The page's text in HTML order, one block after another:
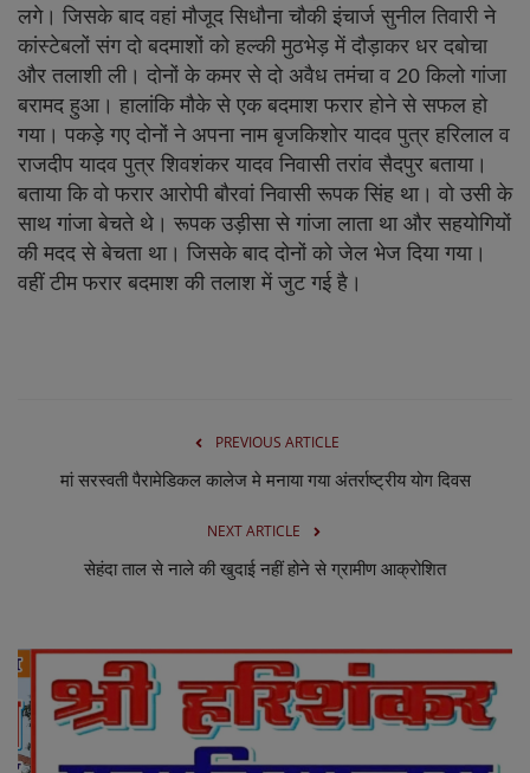
टेक वर्ल्ड
लाइफस्टाइल
Our Team
Contact us :
About us
लगे। जिसके बाद वहां मौजूद सिधौना चौकी इंचार्ज सुनील तिवारी ने
कांस्टेबलों संग दो बदमाशों को हल्की मुठभेड़ में दौड़ाकर धर दबोचा
और तलाशी ली। दोनों के कमर से दो अवैध तमंचा व 20 किलो गांजा
बरामद हुआ। हालांकि मौके से एक बदमाश फरार होने से सफल हो
गया। पकड़े गए दोनों ने अपना नाम बृजकिशोर यादव पुत्र हरिलाल व
राजदीप यादव पुत्र शिवशंकर यादव निवासी तरांव सैदपुर बताया।
बताया कि वो फरार आरोपी बौरवां निवासी रूपक सिंह था। वो उसी के
साथ गांजा बेचते थे। रूपक उड़ीसा से गांजा लाता था और सहयोगियों
की मदद से बेचता था। जिसके बाद दोनों को जेल भेज दिया गया।
वहीं टीम फरार बदमाश की तलाश में जुट गई है।
PREVIOUS ARTICLE
मां सरस्वती पैरामेडिकल कालेज मे मनाया गया अंतर्राष्ट्रीय योग दिवस
NEXT ARTICLE
सेहंदा ताल से नाले की खुदाई नहीं होने से ग्रामीण आक्रोशित